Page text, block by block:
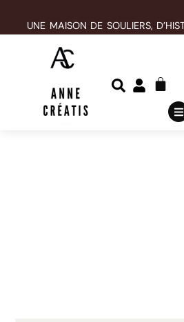
UNE MAISON DE SOULIERS,